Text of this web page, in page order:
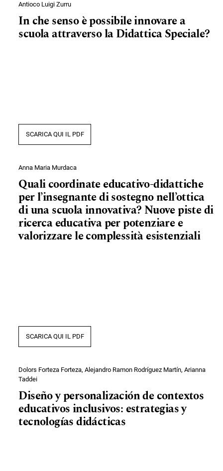
Antioco Luigi Zurru
In che senso è possibile innovare a
scuola attraverso la Didattica Speciale?
SCARICA QUI IL PDF
Anna Maria Murdaca
Quali coordinate educativo-didattiche
per l’insegnante di sostegno nell’ottica
di una scuola innovativa? Nuove piste di
ricerca educativa per potenziare e
valorizzare le complessità esistenziali
SCARICA QUI IL PDF
Dolors Forteza Forteza, Alejandro Ramon Rodríguez Martín, Arianna
Taddei
Diseño y personalización de contextos
educativos inclusivos: estrategias y
tecnologías didácticas